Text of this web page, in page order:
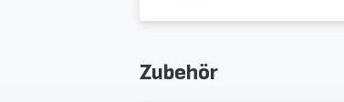
Zubehör